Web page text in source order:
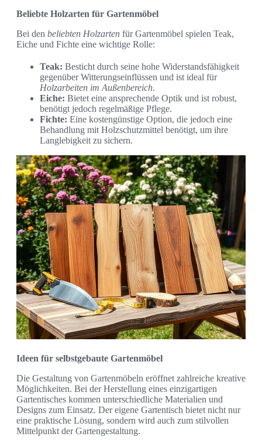
Beliebte Holzarten für Gartenmöbel
Bei den beliebten Holzarten für Gartenmöbel spielen Teak,
Eiche und Fichte eine wichtige Rolle:
Teak: Besticht durch seine hohe Widerstandsfähigkeit
gegenüber Witterungseinflüssen und ist ideal für
Holzarbeiten im Außenbereich.
Eiche: Bietet eine ansprechende Optik und ist robust,
benötigt jedoch regelmäßige Pflege.
Fichte: Eine kostengünstige Option, die jedoch eine
Behandlung mit Holzschutzmittel benötigt, um ihre
Langlebigkeit zu sichern.
Ideen für selbstgebaute Gartenmöbel
Die Gestaltung von Gartenmöbeln eröffnet zahlreiche kreative
Möglichkeiten. Bei der Herstellung eines einzigartigen
Gartentisches kommen unterschiedliche Materialien und
Designs zum Einsatz. Der eigene Gartentisch bietet nicht nur
eine praktische Lösung, sondern wird auch zum stilvollen
Mittelpunkt der Gartengestaltung.